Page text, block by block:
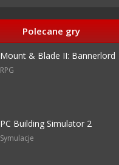
Polecane gry
Mount & Blade II: Bannerlord
RPG
PC Building Simulator 2
Symulacje